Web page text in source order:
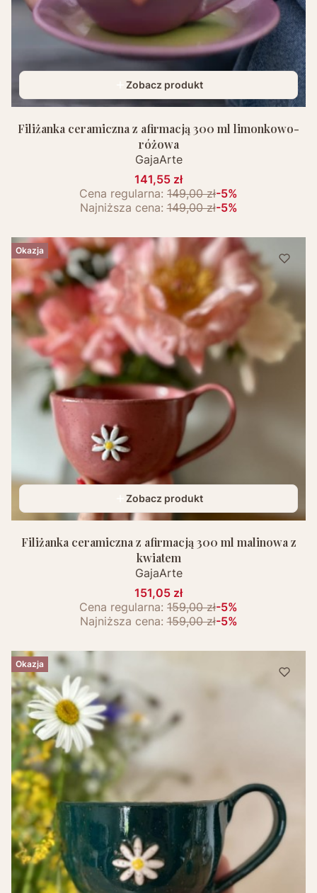
Zobacz produkt
Filiżanka ceramiczna z afirmacją 300 ml limonkowo-
różowa
GajaArte
141,55 zł
Cena regularna: 149,00 zł-5%
Najniższa cena: 149,00 zł-5%
Okazja
Zobacz produkt
Filiżanka ceramiczna z afirmacją 300 ml malinowa z
kwiatem
GajaArte
151,05 zł
Cena regularna: 159,00 zł-5%
Najniższa cena: 159,00 zł-5%
Okazja